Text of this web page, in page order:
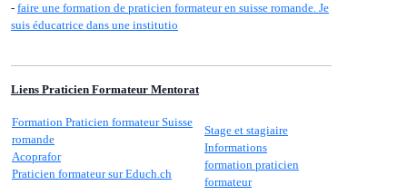
- faire une formation de praticien formateur en suisse romande. Je
suis éducatrice dans une institutio
Liens Praticien Formateur Mentorat
Formation Praticien formateur Suisse
romande
Acoprafor
Praticien formateur sur Educh.ch
Stage et stagiaire
Informations
formation praticien
formateur